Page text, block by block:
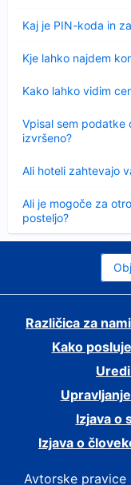
Kaj je PIN-koda in
Kje lahko najdem
Kako lahko vidim
Vpisal sem podatke
izvršeno?
Ali hoteli zahtevajo
Ali je mogoče za
posteljo?
Različica za
Kako
Izjava o
Izjava o
Avtorske